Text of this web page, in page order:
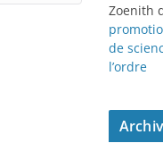
Zoenith
de
l’ordre